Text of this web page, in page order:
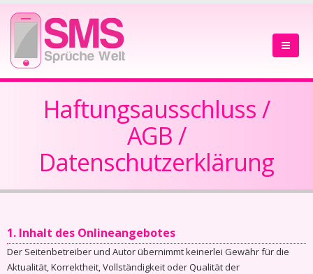
Haftungsausschluss /
AGB /
Datenschutzerklärung
1. Inhalt des Onlineangebotes
Der Seitenbetreiber und Autor übernimmt keinerlei Gewähr für die
Aktualität, Korrektheit, Vollständigkeit oder Qualität der